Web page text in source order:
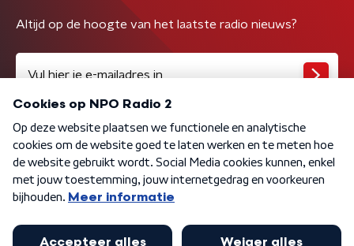
Altijd op de hoogte van het laatste radio nieuws?
Algemene voorwaarden